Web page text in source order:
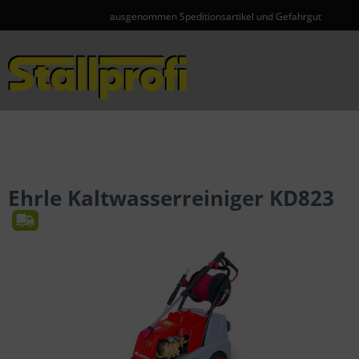
ausgenommen Speditionsartikel und Gefahrgut
Ehrle Kaltwasserreiniger KD823